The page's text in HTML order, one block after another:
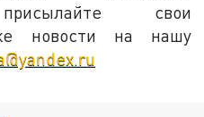
свои
новости на нашу